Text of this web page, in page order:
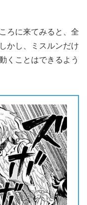
ろに来てみると、全
かし、ミスルンだけ
くことはできるよう